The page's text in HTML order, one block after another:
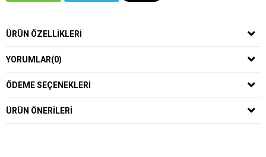
ÜRÜN ÖZELLIKLERI
YORUMLAR(0)
ÖDEME SEÇENEKLERI
ÜRÜN ÖNERILERI